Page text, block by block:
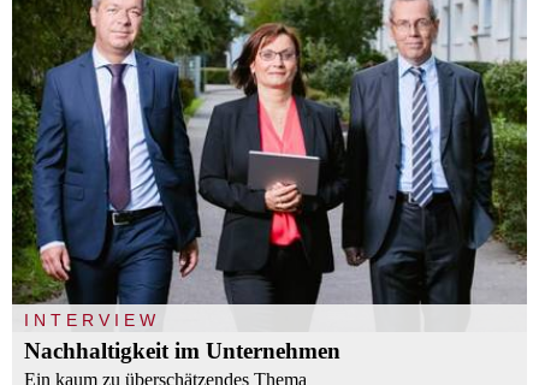
INTERVIEW
Nachhaltigkeit im Unternehmen
Ein kaum zu überschätzendes Thema